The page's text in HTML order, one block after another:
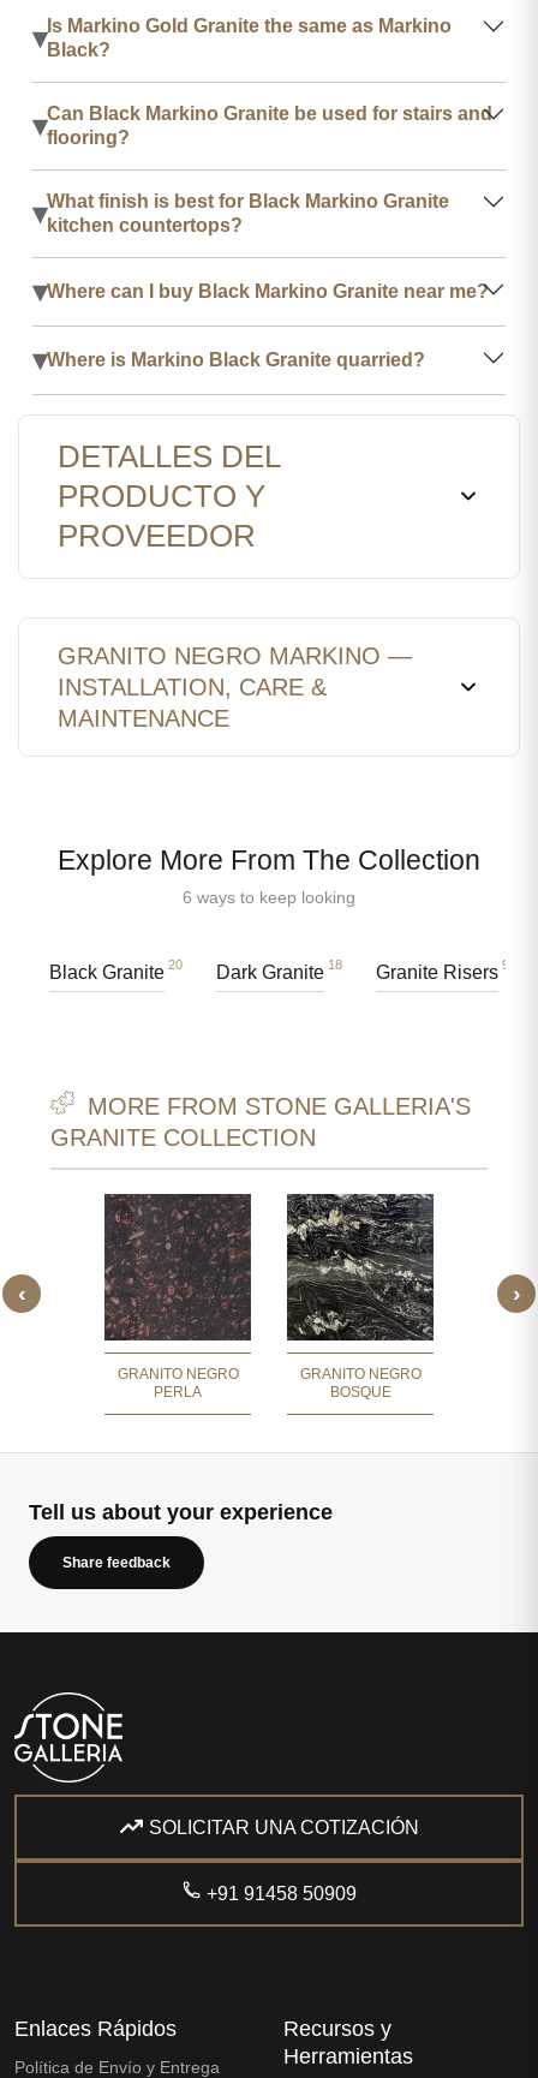
▾ Is Markino Gold Granite the same as Markino
Black?
▾Can Black Markino Granite be used for stairs and
flooring?
▾What finish is best for Black Markino Granite
kitchen countertops?
▾Where can I buy Black Markino Granite near me?
▾Where is Markino Black Granite quarried?
DETALLES DEL
PRODUCTO Y
PROVEEDOR
GRANITO NEGRO MARKINO —
INSTALLATION, CARE &
MAINTENANCE
Explore More From The Collection
6 ways to keep looking
Black Granite 20 Dark Granite 18 Granite Risers 91
MORE FROM STONE GALLERIA'S
GRANITE COLLECTION
‹
GRANITO NEGRO
PERLA
GRANITO NEGRO
BOSQUE
›
Tell us about your experience
Share feedback
SOLICITAR UNA COTIZACIÓN
+91 91458 50909
Enlaces Rápidos
Política de Envío y Entrega
Recursos y
Herramientas